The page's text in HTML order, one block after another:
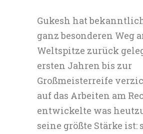
Gukesh hat
ganz besonderen Weg
Weltspitze zurück
ersten Jahren bis zur
Großmeisterreife
auf das Arbeiten am
entwickelte was
seine größte Stärke ist: